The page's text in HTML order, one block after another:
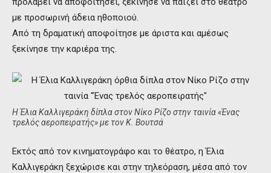
με προσωρινή άδεια ηθοποιού.
Από τη δραματική αποφοίτησε με άριστα και αμέσως
ξεκίνησε την καριέρα της.
Η Έλια Καλλιγεράκη δίπλα στον Νίκο Ρίζο στην ταινία «Ένας
τρελός αεροπειρατής» με τον Κ. Βουτσά
Εκτός από τον κινηματογράφο και το θέατρο, η Έλια
Καλλιγεράκη ξεχώρισε και στην τηλεόραση, μέσα από τον